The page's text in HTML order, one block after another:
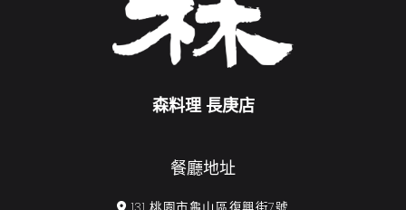
森料理 長庚店
餐廳地址